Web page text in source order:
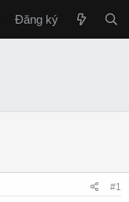
Đăng ký
#1